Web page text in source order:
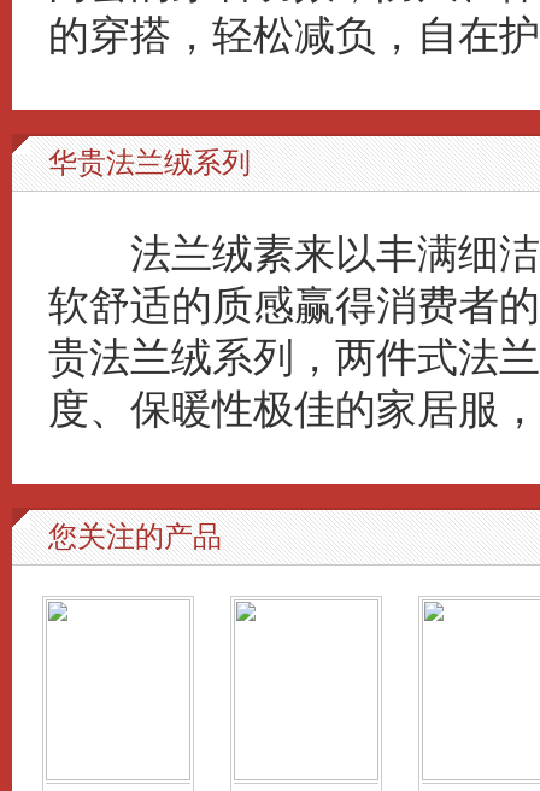
的穿搭，轻松减负，自在
华贵法兰绒系列
法兰绒素来以丰满细洁
软舒适的质感赢得消费者
贵法兰绒系列，两件式法
度、保暖性极佳的家居服
您关注的产品